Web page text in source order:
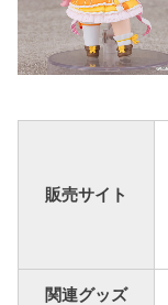
販売サイト
関連グッズ